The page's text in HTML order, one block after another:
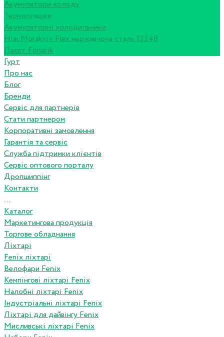
Акумулятори холоду
Термопляшки
Акумуляторні холодильники
Ніж Morakniv Flex нержавіюча сталь 12248
Пакет Fonarik
Гурт
Про нас
Блог
Бренди
Сервіс для партнерів
Стати партнером
Корпоративні замовлення
Гарантія та сервіс
Служба підтримки клієнтів
Сервіс оптового порталу
Дропшиппінг
Контакти
...
Каталог
Маркетингова продукція
Торгове обладнання
Ліхтарі
Fenix ліхтарі
Велофари Fenix
Кемпінгові ліхтарі Fenix
Налобні ліхтарі Fenix
Індустріальні ліхтарі Fenix
Ліхтарі для дайвінгу Fenix
Мисливські ліхтарі Fenix